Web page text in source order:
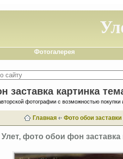
Фотогалерея
заставка картинка
фотографии с возможностью покупки
Главная‹· Фото обои заставки
Улет, фото обои фон заставка